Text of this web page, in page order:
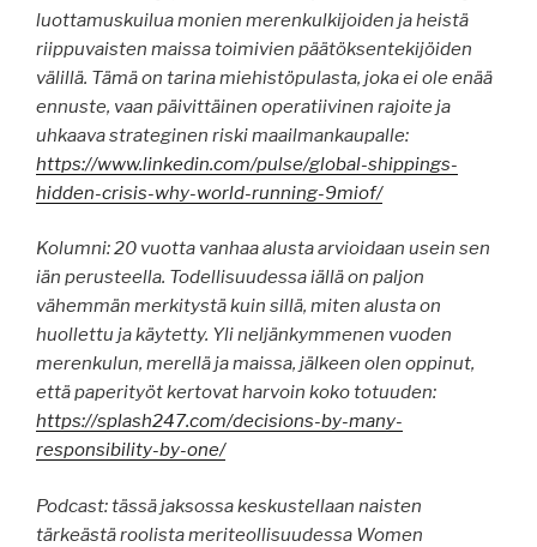
luottamuskuilua monien merenkulkijoiden ja heistä
riippuvaisten maissa toimivien päätöksentekijöiden
välillä. Tämä on tarina miehistöpulasta, joka ei ole enää
ennuste, vaan päivittäinen operatiivinen rajoite ja
uhkaava strateginen riski maailmankaupalle:
https://www.linkedin.com/pulse/global-shippings-
hidden-crisis-why-world-running-9miof/
Kolumni: 20 vuotta vanhaa alusta arvioidaan usein sen
iän perusteella. Todellisuudessa iällä on paljon
vähemmän merkitystä kuin sillä, miten alusta on
huollettu ja käytetty. Yli neljänkymmenen vuoden
merenkulun, merellä ja maissa, jälkeen olen oppinut,
että paperityöt kertovat harvoin koko totuuden:
https://splash247.com/decisions-by-many-
responsibility-by-one/
Podcast: tässä jaksossa keskustellaan naisten
tärkeästä roolista meriteollisuudessa Women